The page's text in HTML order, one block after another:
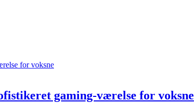
gaming-værelse for voksne